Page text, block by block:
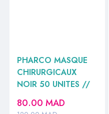
PHARCO MASQUE
CHIRURGICAUX
NOIR 50 UNITES //
80.00 MAD